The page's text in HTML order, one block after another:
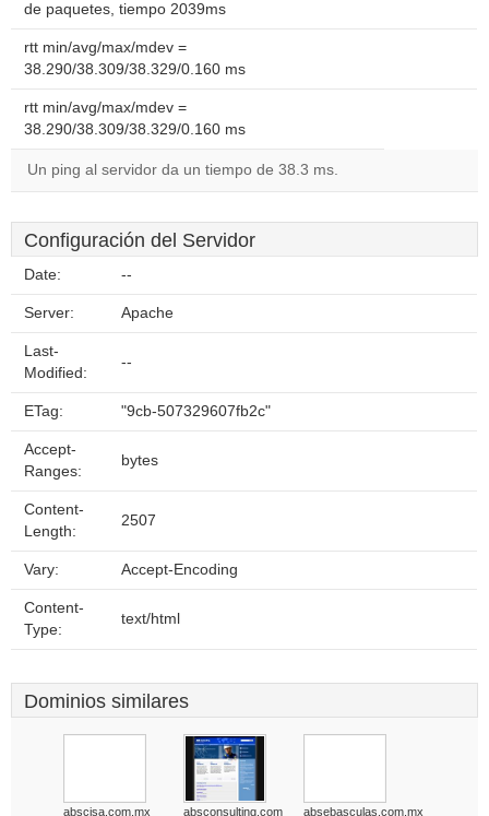
de paquetes, tiempo 2039ms
rtt min/avg/max/mdev =
38.290/38.309/38.329/0.160 ms
rtt min/avg/max/mdev =
38.290/38.309/38.329/0.160 ms
Un ping al servidor da un tiempo de 38.3 ms.
Configuración del Servidor
Date: --
Server: Apache
Last-
Modified:
--
ETag: "9cb-507329607fb2c"
Accept-
Ranges:
bytes
Content-
Length:
2507
Vary: Accept-Encoding
Content-
Type:
text/html
Dominios similares
abscisa.com.mx absconsulting.com absebasculas.com.mx